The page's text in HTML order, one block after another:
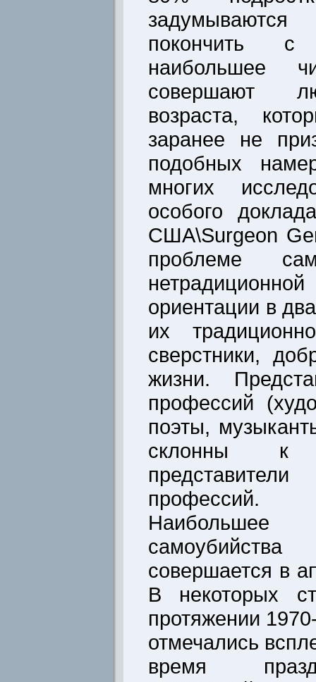
покончить
наибольшее
совершают
возраста,
заранее не
подобных
многих
особого
США\Surgeon
проблеме
ориентации в
их
сверстники,
жизни.
профессий
поэты,
склонны к
профессий.
Наибольшее
совершается в
В некоторых
протяжении
отмечались
время